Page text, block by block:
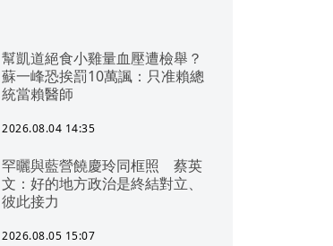
幫凱道絕食小雞量血壓遭檢舉？
蘇一峰恐挨罰10萬諷：只准賴總
統當賴醫師
2026.08.04 14:35
罕曬與藍營饒慶玲同框照 蔡英
文：好的地方政治是終結對立、
彼此接力
2026.08.05 15:07